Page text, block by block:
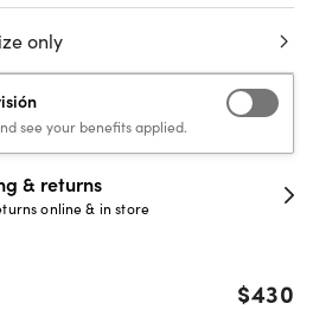
only
see your benefits applied.
& returns
online & in store
$430